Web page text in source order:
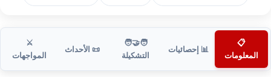
📋
المعلومات
📊 إحصائيات
🧑‍🤝‍🧑
التشكيلة
📜 الأحداث
⚔️
المواجهات